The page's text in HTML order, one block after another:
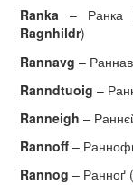
Ranka – Ранка
Ragnhildr)
Rannavg –
Ranndtuoig –
Ranneigh –
Rannoff –
Rannog – Ранноґ